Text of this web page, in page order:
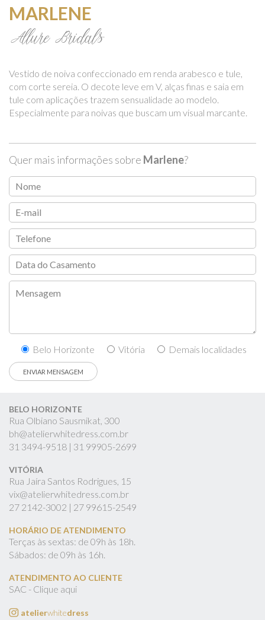
MARLENE
Allure Bridals
Vestido de noiva confeccionado em renda arabesco e tule,
com corte sereia. O decote leve em V, alças finas e saia em
tule com aplicações trazem sensualidade ao modelo.
Especialmente para noivas que buscam um visual marcante.
Quer mais informações sobre Marlene?
Belo Horizonte Vitória Demais localidades
BELO HORIZONTE
Rua Olbiano Sausmikat, 300
bh@atelierwhitedress.com.br
31 3494-9518 | 31 99905-2699
VITÓRIA
Rua Jaíra Santos Rodrigues, 15
vix@atelierwhitedress.com.br
27 2142-3002 | 27 99615-2549
HORÁRIO DE ATENDIMENTO
Terças às sextas: de 09h às 18h.
Sábados: de 09h às 16h.
ATENDIMENTO AO CLIENTE
SAC - Clique aqui
atelierwhitedress